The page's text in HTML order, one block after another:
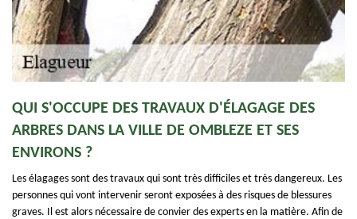
QUI S'OCCUPE DES TRAVAUX D'ÉLAGAGE DES
ARBRES DANS LA VILLE DE OMBLEZE ET SES
ENVIRONS ?
Les élagages sont des travaux qui sont très difficiles et très dangereux. Les
personnes qui vont intervenir seront exposées à des risques de blessures
graves. Il est alors nécessaire de convier des experts en la matière. Afin de